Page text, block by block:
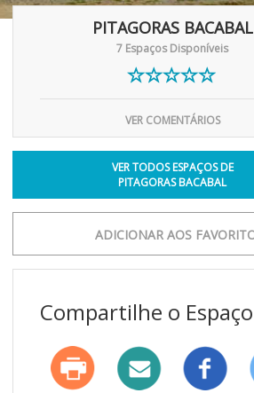
PITAGORAS BACABAL
7 Espaços Disponíveis
VER COMENTÁRIOS
VER TODOS ESPAÇOS DE
PITAGORAS BACABAL
Compartilhe o Espaço